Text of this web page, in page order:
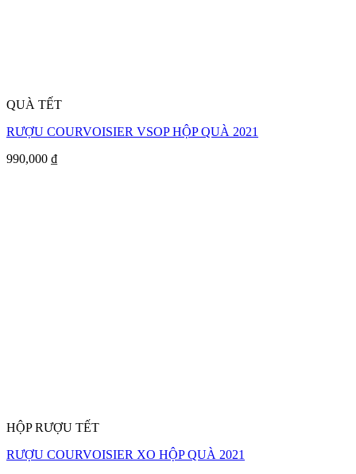
QUÀ TẾT
RƯỢU COURVOISIER VSOP HỘP QUÀ 2021
990,000 ₫
HỘP RƯỢU TẾT
RƯỢU COURVOISIER XO HỘP QUÀ 2021